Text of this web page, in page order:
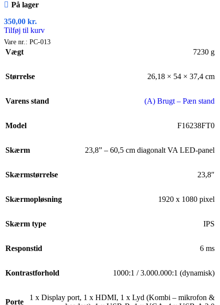
På lager
350,00 kr.
Tilføj til kurv
Vare nr.: PC-013
Vægt 7230 g
Størrelse 26,18 × 54 × 37,4 cm
Varens stand (A) Brugt – Pæn stand
Model F16238FT0
Skærm 23,8” – 60,5 cm diagonalt VA LED-panel
Skærmstørrelse 23,8″
Skærmopløsning 1920 x 1080 pixel
Skærm type IPS
Responstid 6 ms
Kontrastforhold 1000:1 / 3.000.000:1 (dynamisk)
Porte
1 x Display port, 1 x HDMI, 1 x Lyd (Kombi – mikrofon &